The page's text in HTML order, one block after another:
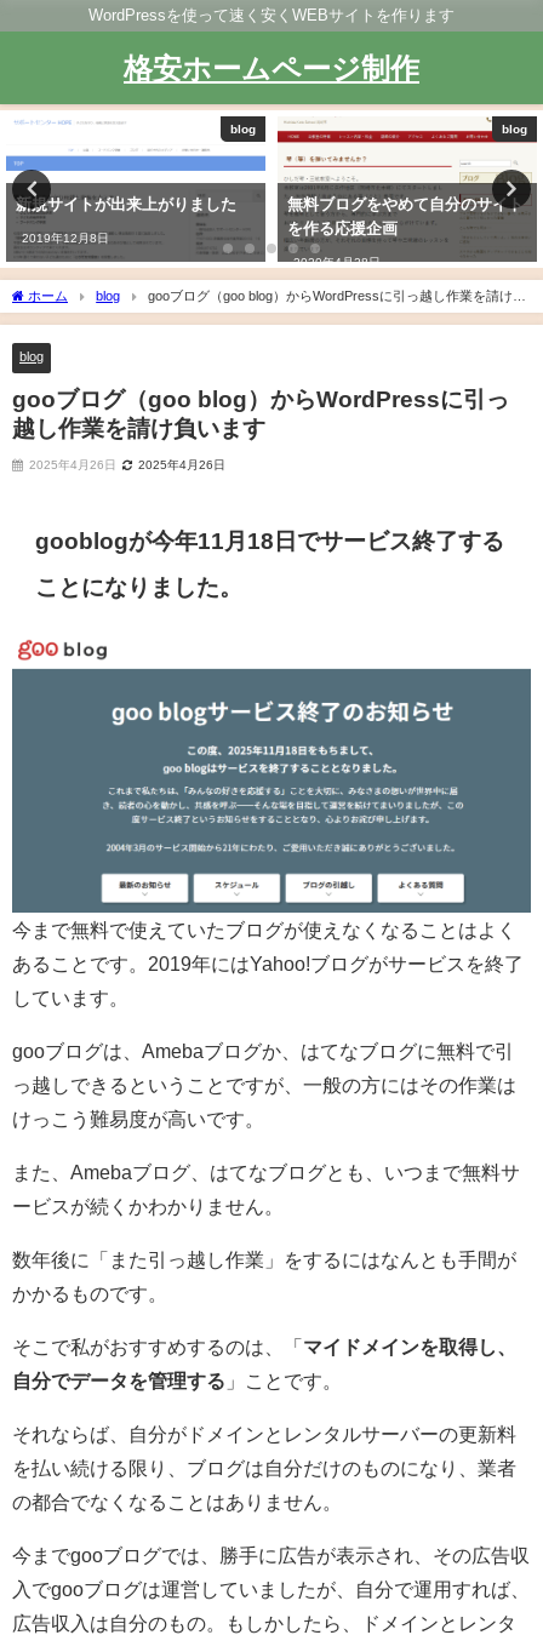
WordPressを使って速く安くWEBサイトを作ります
格安ホームページ制作
blog
新規サイトが出来上がりました
2019年12月8日
blog
無料ブログをやめて自分のサイト
を作る応援企画
2020年4月28日
ホーム blog
gooブログ（goo blog）からWordPressに引っ越し作業を請け負
います
blog
gooブログ（goo blog）からWordPressに引っ
越し作業を請け負います
2025年4月26日 2025年4月26日
gooblogが今年11月18日でサービス終了する
ことになりました。
今まで無料で使えていたブログが使えなくなることはよく
あることです。2019年にはYahoo!ブログがサービスを終了
しています。
gooブログは、Amebaブログか、はてなブログに無料で引
っ越しできるということですが、一般の方にはその作業は
けっこう難易度が高いです。
また、Amebaブログ、はてなブログとも、いつまで無料サ
ービスが続くかわかりません。
数年後に「また引っ越し作業」をするにはなんとも手間が
かかるものです。
そこで私がおすすめするのは、「 マイドメインを取得し、
自分でデータを管理する 」ことです。
それならば、自分がドメインとレンタルサーバーの更新料
を払い続ける限り、ブログは自分だけのものになり、業者
の都合でなくなることはありません。
今までgooブログでは、勝手に広告が表示され、その広告収
入でgooブログは運営していましたが、自分で運用すれば、
広告収入は自分のもの。もしかしたら、ドメインとレンタ